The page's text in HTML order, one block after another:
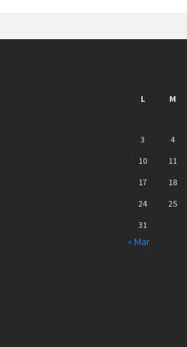
L
M
3
4
10
11
17
18
24
25
31
« Mar